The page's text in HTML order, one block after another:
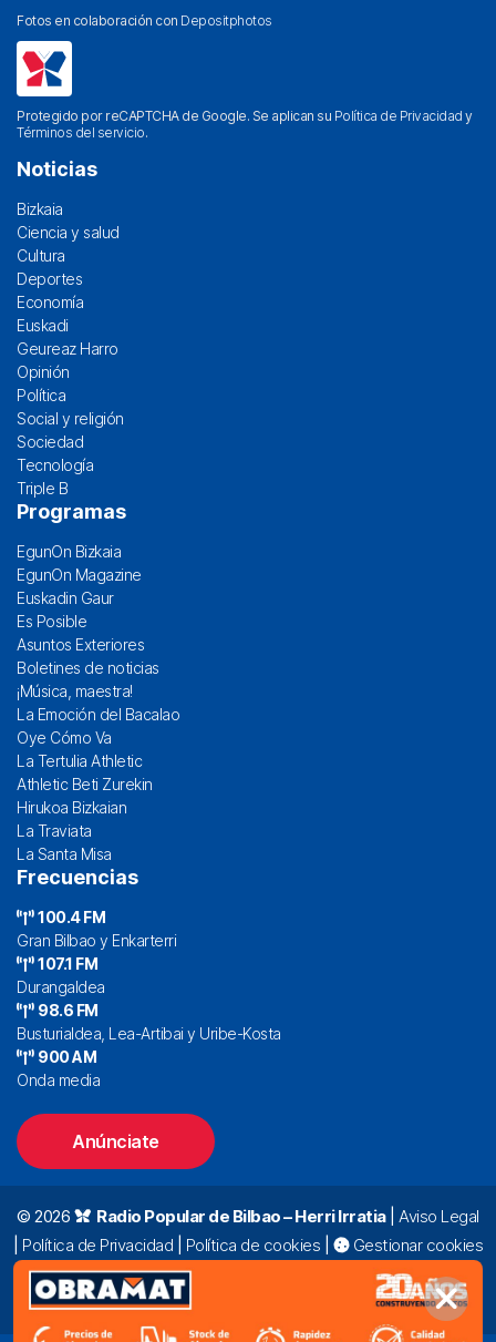
Fotos en colaboración con Depositphotos
Protegido por reCAPTCHA de Google. Se aplican su Política de Privacidad y
Términos del servicio.
Noticias
Bizkaia
Ciencia y salud
Cultura
Deportes
Economía
Euskadi
Geureaz Harro
Opinión
Política
Social y religión
Sociedad
Tecnología
Triple B
Programas
EgunOn Bizkaia
EgunOn Magazine
Euskadin Gaur
Es Posible
Asuntos Exteriores
Boletines de noticias
¡Música, maestra!
La Emoción del Bacalao
Oye Cómo Va
La Tertulia Athletic
Athletic Beti Zurekin
Hirukoa Bizkaian
La Traviata
La Santa Misa
Frecuencias
100.4 FM
Gran Bilbao y Enkarterri
107.1 FM
Durangaldea
98.6 FM
Busturialdea, Lea-Artibai y Uribe-Kosta
900 AM
Onda media
Anúnciate
© 2026 Radio Popular de Bilbao – Herri Irratia| Aviso Legal
Política de Privacidad Política de cookies
Gestionar cookies
Alda. Mazarredo, 47 – 7º 48009 Bilbao |
94 423 92 00|
oyentes@radiopopular.com